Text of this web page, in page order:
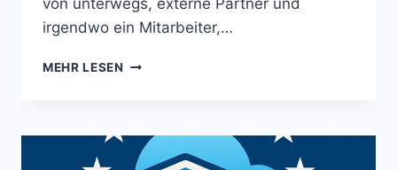
irgendwo ein Mitarbeiter,…
MEHR LESEN